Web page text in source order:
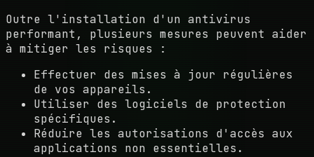
Outre l'installation d'un antivirus
performant, plusieurs mesures peuvent aider
à mitiger les risques :
Effectuer des mises à jour régulières
de vos appareils.
Utiliser des logiciels de protection
spécifiques.
Réduire les autorisations d'accès aux
applications non essentielles.